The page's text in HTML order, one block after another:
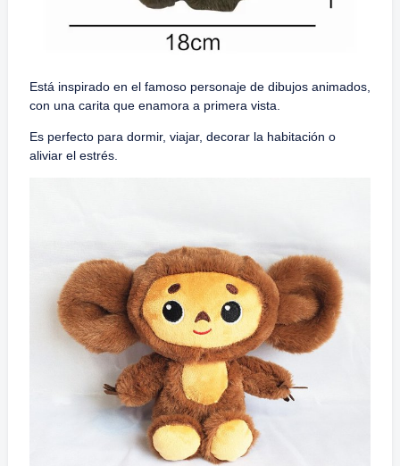
Está inspirado en el famoso personaje de dibujos animados,
con una carita que enamora a primera vista.
Es perfecto para dormir, viajar, decorar la habitación o
aliviar el estrés.